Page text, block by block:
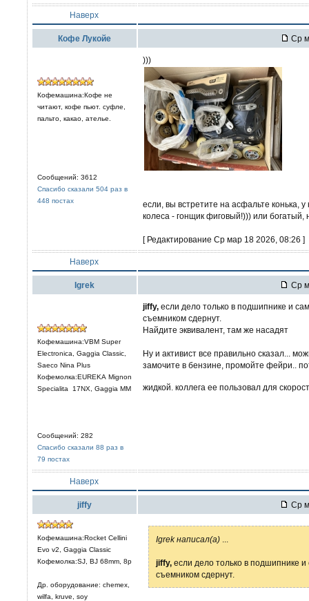
Наверх
Кофе Лукойе Ср
Кофемашина:Кофе не
читают, кофе пьют. суфле,
пальто, какао, ателье.
Сообщений: 3612
Спасибо сказали 504 раз в
448 постах
)))
если, вы встретите на асфальте конька,
колеса - гонщик фиговый!))) или богатый,
[ Редактирование Ср мар 18 2026, 08:26 ]
Наверх
Igrek Ср
Кофемашина:VBM Super
Electronica, Gaggia Classic,
Saeco Nina Plus
Кофемолка:EUREKA Mignon
Specialita 17NX, Gaggia MM
Сообщений: 282
Спасибо сказали 88 раз в
79 постах
jiffy, если дело только в подшипнике и
съемником сдернут.
Найдите эквивалент, там же насадят
Ну и активист все правильно сказал...
замочите в бензине, промойте фейри..
жидкой. коллега ее пользовал для
Наверх
jiffy Ср
Кофемашина:Rocket Cellini
Evo v2, Gaggia Classic
Кофемолка:SJ, BJ 68mm, 8р
Др. оборудование: chemex,
wilfa, kruve, soy
Igrek написал(а)
jiffy, если дело только в подшипнике
съемником сдернут.